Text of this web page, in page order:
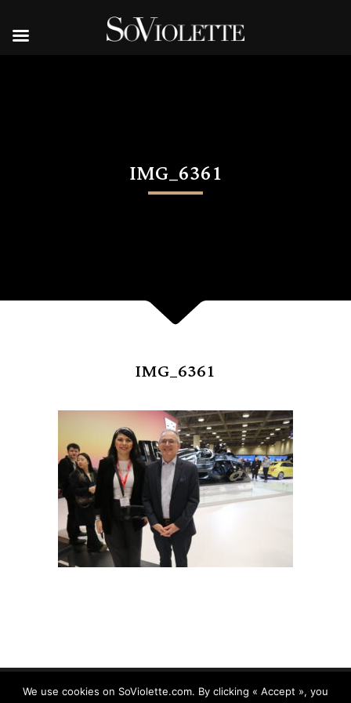
IMG_6361
IMG_6361
We use cookies on SoViolette.com. By clicking « Accept », you